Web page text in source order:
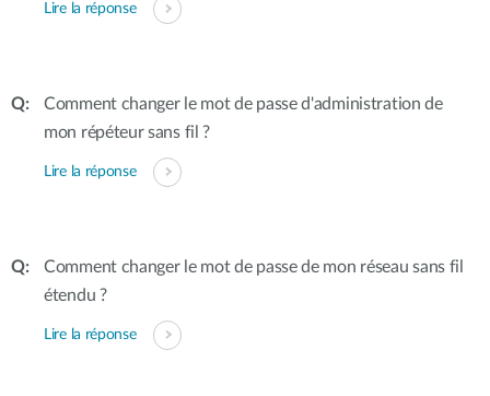
Lire la réponse
Comment changer le mot de passe d'administration de
mon répéteur sans fil ?
Lire la réponse
Comment changer le mot de passe de mon réseau sans fil
étendu ?
Lire la réponse